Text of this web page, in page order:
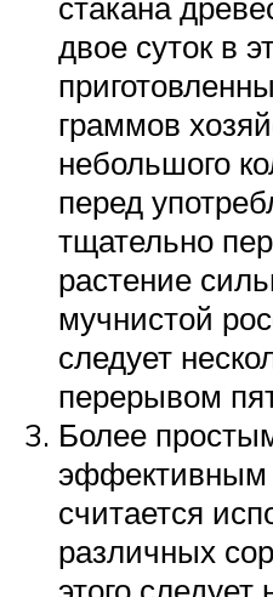
двое суток в
граммов
небольшого
перед
тщательно
растение
мучнистой
следует
перерывом
Более
эффективным
считается
различных